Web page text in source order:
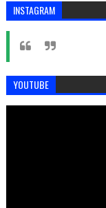
INSTAGRAM
YOUTUBE